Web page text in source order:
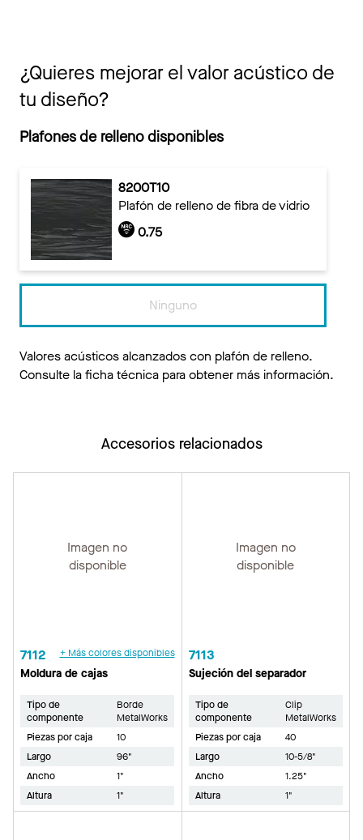
¿Quieres mejorar el valor acústico de
tu diseño?
Plafones de relleno disponibles
8200T10
Plafón de relleno de fibra de vidrio
0.75
Ninguno
Valores acústicos alcanzados con plafón de relleno.
Consulte la ficha técnica para obtener más información.
Accesorios relacionados
Imagen no
disponible
7112 + Más colores disponibles
Moldura de cajas
Tipo de
componente
Borde
MetalWorks
Piezas por caja
10
Largo
96"
Ancho
1"
Altura
1"
Imagen no
disponible
7113
Sujeción del separador
Tipo de
componente
Clip
MetalWorks
Piezas por caja
40
Largo
10-5/8"
Ancho
1.25"
Altura
1"